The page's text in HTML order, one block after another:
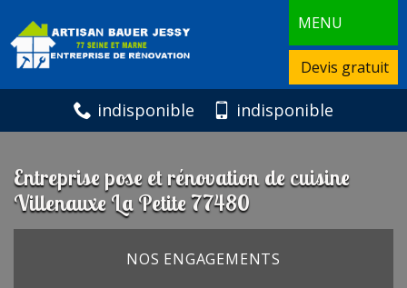
MENU
Devis gratuit
indisponible indisponible
Entreprise pose et rénovation de cuisine
Villenauxe La Petite 77480
NOS ENGAGEMENTS